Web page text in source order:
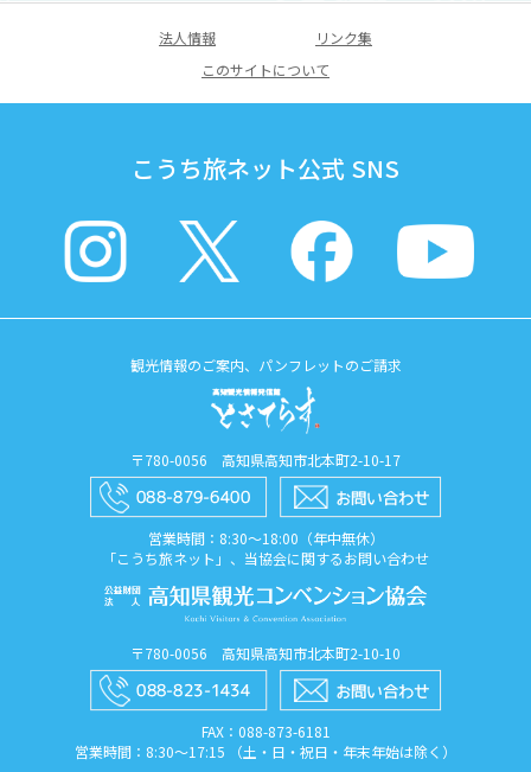
法人情報
リンク集
このサイトについて
こうち旅ネット公式 SNS
観光情報のご案内、パンフレットのご請求
〒780-0056 高知県高知市北本町2-10-17
営業時間：8:30〜18:00（年中無休）
「こうち旅ネット」、当協会に関するお問い合わせ
〒780-0056 高知県高知市北本町2-10-10
FAX：088​-873​-6181
営業時間：8:30〜17:15 （土・日・祝日・年末年始は除く）